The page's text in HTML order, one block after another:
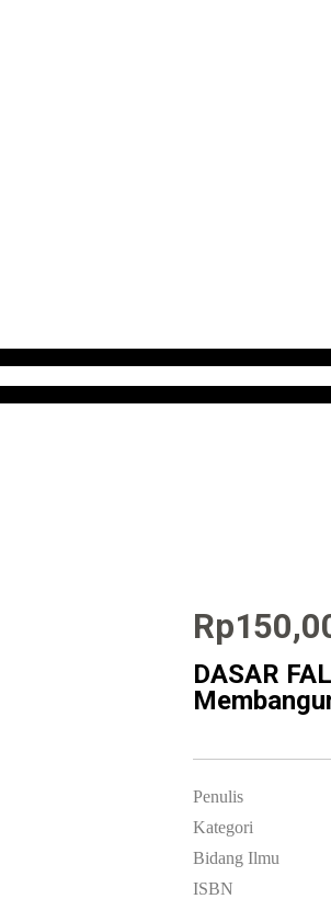
Rp
DASAR
Penulis
Kategori
Bidang Ilmu
ISBN